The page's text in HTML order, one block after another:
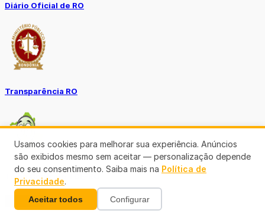
Diário Oficial de RO
Transparência RO
Tô no Controle TCE-RO
Ver mais
Usamos cookies para melhorar sua experiência. Anúncios
são exibidos mesmo sem aceitar — personalização depende
do seu consentimento. Saiba mais na Política de
Privacidade.
Aceitar todos Configurar